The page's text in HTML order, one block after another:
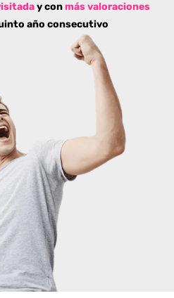
y conmás valoraciones
año consecutivo